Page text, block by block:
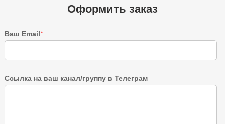
Оформить заказ
Ваш Email*
Ссылка на ваш канал/группу в Телеграм